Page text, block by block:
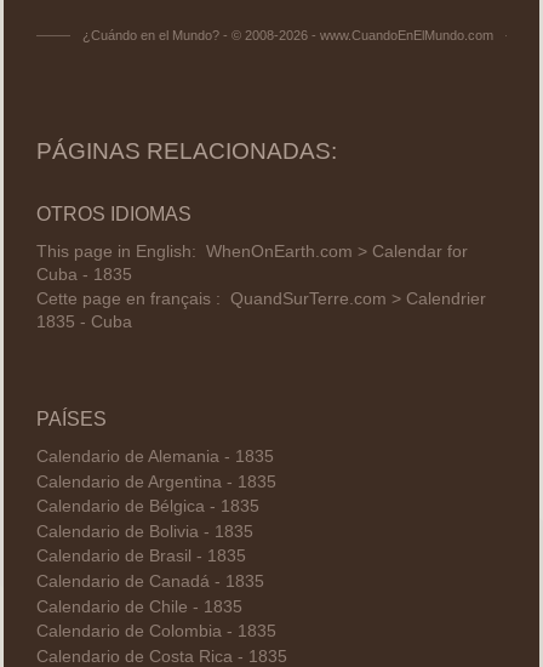
¿Cuándo en el Mundo? - © 2008-2026 - www.CuandoEnElMundo.com
PÁGINAS RELACIONADAS:
OTROS IDIOMAS
This page in English: WhenOnEarth.com > Calendar for
Cuba - 1835
Cette page en français : QuandSurTerre.com > Calendrier
1835 - Cuba
PAÍSES
Calendario de Alemania - 1835
Calendario de Argentina - 1835
Calendario de Bélgica - 1835
Calendario de Bolivia - 1835
Calendario de Brasil - 1835
Calendario de Canadá - 1835
Calendario de Chile - 1835
Calendario de Colombia - 1835
Calendario de Costa Rica - 1835